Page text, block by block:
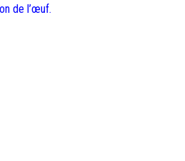
de l’œuf.